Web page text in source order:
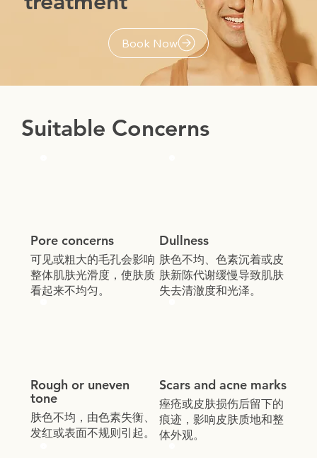
Book Now
Pore concerns
可见或粗大的毛孔会影响
整体肌肤光滑度，使肤质
看起来不均匀。
Dullness
肤色不均、色素沉着或皮
肤新陈代谢缓慢导致肌肤
失去清澈度和光泽。
Rough or uneven
tone
肤色不均，由色素失衡、
发红或表面不规则引起。
Scars and acne marks
痤疮或皮肤损伤后留下的
痕迹，影响皮肤质地和整
体外观。
Suitable Concerns